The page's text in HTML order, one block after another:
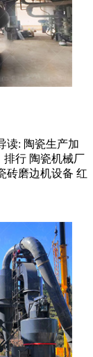
读: 陶瓷生产加
排行 陶瓷机械厂
砖磨边机设备 红